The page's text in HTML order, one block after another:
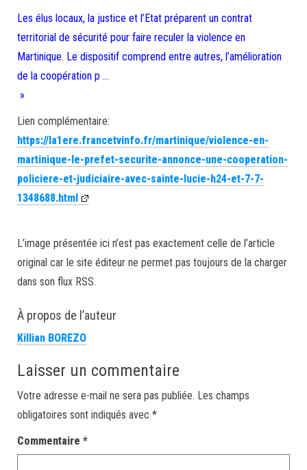
Les élus locaux, la justice et l’Etat préparent un contrat
territorial de sécurité pour faire reculer la violence en
Martinique. Le dispositif comprend entre autres, l’amélioration
de la coopération p …
»
Lien complémentaire:
https://la1ere.francetvinfo.fr/martinique/violence-en-
martinique-le-prefet-securite-annonce-une-cooperation-
policiere-et-judiciaire-avec-sainte-lucie-h24-et-7-7-
1348688.html
L’image présentée ici n’est pas exactement celle de l’article
original car le site éditeur ne permet pas toujours de la charger
dans son flux RSS.
À propos de l’auteur
Killian BOREZO
Laisser un commentaire
Votre adresse e-mail ne sera pas publiée. Les champs
obligatoires sont indiqués avec *
Commentaire *